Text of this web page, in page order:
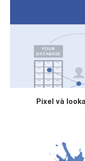
Pixel và